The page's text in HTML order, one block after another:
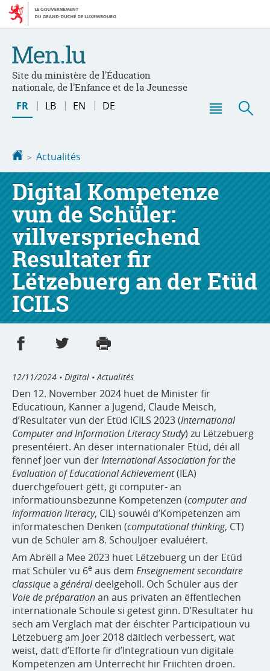
Aller
navigation
Aller
au
Site du ministère de l'Éducation
nationale, de l'Enfance et de la Jeunesse
Changer
de
FR LB EN DE
Accueil
Actualités
Digital Kompetenze
vun de Schüler:
villverspriechend
Resultater fir
Lëtzebuerg an der Etüd
ICILS
Partager sur Facebook
Partager sur Twitter
12/11/2024 • Digital • Actualités
Den 12. November 2024 huet de Minister fir
Educatioun, Kanner a Jugend, Claude Meisch,
d’Resultater vun der Etüd ICILS 2023 (International
Computer and Information Literacy Study) zu Lëtzebuerg
presentéiert. An dëser internationaler Etüd, déi all
fënnef Joer vun derInternational Association for the
Evaluation of Educational Achievement(IEA)
duerchgefouert gëtt, gi computer- an
informatiounsbezunne Kompetenzen (computer and
information literacy, CIL) souwéi d’Kompetenzen am
informateschen Denken (computational thinking, CT)
vun de Schüler am 8. Schouljoer evaluéiert.
Am Abrëll a Mee 2023 huet Lëtzebuerg un der Etüd
mat Schüler vu 6e aus dem Enseignement secondaire
classiquea généraldeelgeholl. Och Schüler aus der
Voie de préparationan aus privaten an ëffentlechen
internationale Schoule si getest ginn. D’Resultater hu
sech am Verglach mat der éischter Participatioun vu
Lëtzebuerg am Joer 2018 däitlech verbessert, wat
weist, datt d’Efforte fir d’Integratioun vun digitale
Kompetenzen am Unterrecht hir Friichten droen.